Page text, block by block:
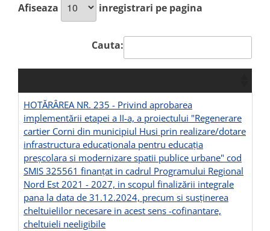
Afiseaza inregistrari pe pagina
Cauta:
HOTĂRÂREA NR. 235 - Privind aprobarea
implementării etapei a II-a, a proiectului "Regenerare
cartier Corni din municipiul Husi prin realizare/dotare
infrastructura educaţionala pentru educaţia
preşcolara si modernizare spatii publice urbane" cod
SMIS 325561 finanţat in cadrul Programului Regional
Nord Est 2021 - 2027, in scopul finalizării integrale
pana la data de 31.12.2024, precum si susţinerea
cheltuielilor necesare in acest sens -cofinantare,
cheltuieli neeligibile